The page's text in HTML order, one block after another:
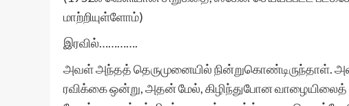
மாற்றியுள்ளோம்)
இரவில்………….
அவள் அந்தத் தெருமுனையில் நின்றுகொண்டிருந்தாள்.
ரவிக்கை ஒன்று, அதன் மேல், கிழிந்துபோன வாழையிலைத்